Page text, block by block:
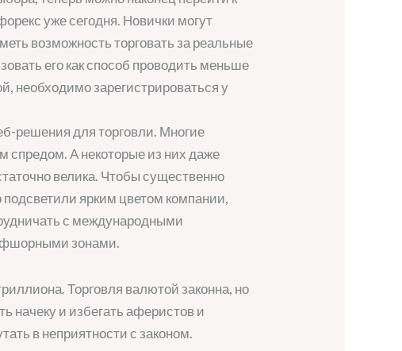
уже сегодня. Новички могут
возможность торговать за реальные
его как способ проводить меньше
необходимо зарегистрироваться у
решения для торговли. Многие
спредом. А некоторые из них даже
велика. Чтобы существенно
ярким цветом компании,
с международными
зонами.
Торговля валютой законна, но
начеку и избегать аферистов и
в неприятности с законом.